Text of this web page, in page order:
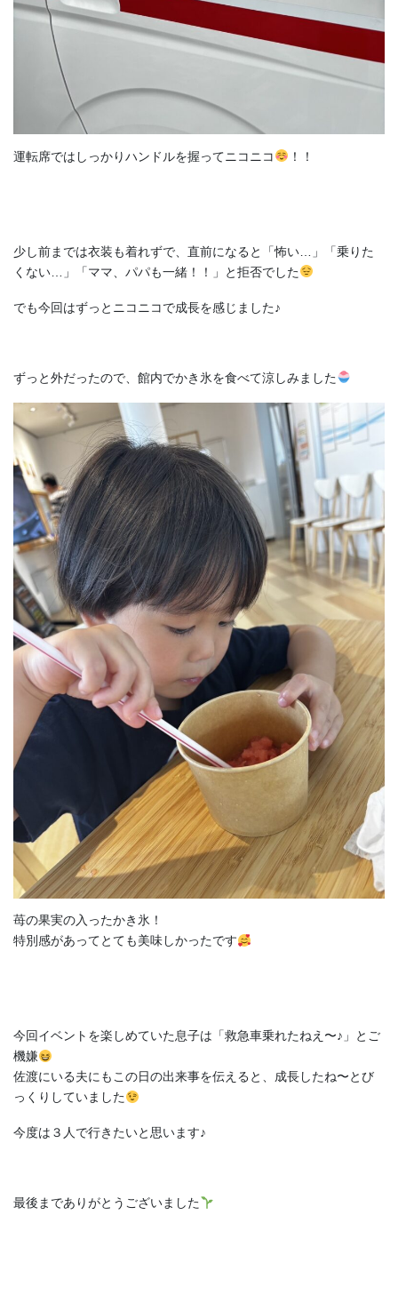
運転席ではしっかりハンドルを握ってニコニコ ！！
少し前までは衣装も着れずで、直前になると「怖い…」「乗りた
くない…」「ママ、パパも一緒！！」と拒否でした
でも今回はずっとニコニコで成長を感じました♪
ずっと外だったので、館内でかき氷を食べて涼しみました
苺の果実の入ったかき氷！
特別感があってとても美味しかったです
今回イベントを楽しめていた息子は「救急車乗れたねえ〜♪」とご
機嫌
佐渡にいる夫にもこの日の出来事を伝えると、成長したね〜とび
っくりしていました
今度は３人で行きたいと思います♪
最後までありがとうございました